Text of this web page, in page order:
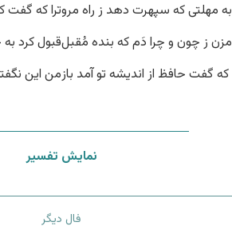
به مهلتی که سپهرت دهد ز راه مروترا که گفت
مزن ز چون و چرا دَم که بنده مُقبلقبول کرد
که گفت حافظ از اندیشه تو آمد بازمن این
نمایش تفسیر
فال دیگر